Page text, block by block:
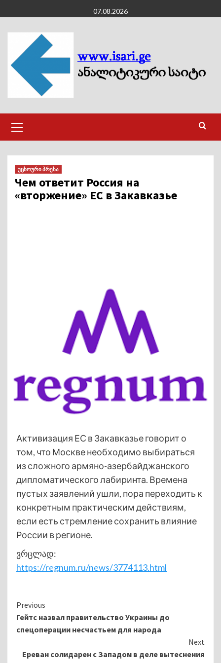
to
content
07.08.2026
Menu
უცხოური პრესა
Чем ответит Россия на
«вторжение» ЕС в Закавказье
Активизация ЕС в Закавказье говорит о
том, что Москве необходимо выбираться
из сложного армяно-азербайджанского
дипломатического лабиринта. Времена
пустых заявлений ушли, пора переходить к
конкретным практическим действиям,
если есть стремление сохранить влияние
России в регионе.
ვრცლად:
https://regnum.ru/news/3774113.html
Continue
Reading
Previous
Гейтс назвал правительство Украины до
спецоперации несчастьем для народа
Next
Ереван солидарен с Западом в деле вытеснения